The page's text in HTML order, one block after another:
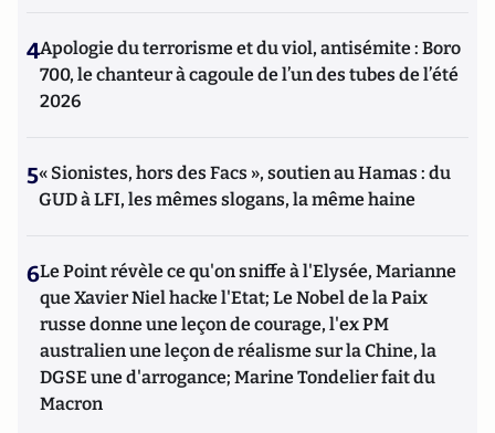
4Apologie du terrorisme et du viol, antisémite : Boro
700, le chanteur à cagoule de l’un des tubes de l’été
2026
5« Sionistes, hors des Facs », soutien au Hamas : du
GUD à LFI, les mêmes slogans, la même haine
6Le Point révèle ce qu'on sniffe à l'Elysée, Marianne
que Xavier Niel hacke l'Etat; Le Nobel de la Paix
russe donne une leçon de courage, l'ex PM
australien une leçon de réalisme sur la Chine, la
DGSE une d'arrogance; Marine Tondelier fait du
Macron